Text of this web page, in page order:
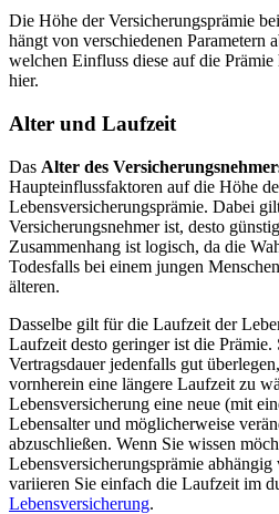
Die Höhe der Versicherungsprämie
hängt von verschiedenen Parametern
welchen Einfluss diese auf die
hier.
Alter und Laufzeit
Das Alter des
Haupteinflussfaktoren auf die Höhe
Lebensversicherungsprämie. Dabei
Versicherungsnehmer ist, desto
Zusammenhang ist logisch, da die
Todesfalls bei einem jungen
älteren.
Dasselbe gilt für die Laufzeit der
Laufzeit desto geringer ist die Prämie.
Vertragsdauer jedenfalls gut
vornherein eine längere Laufzeit zu
Lebensversicherung eine neue (mit
Lebensalter und möglicherweise
abzuschließen. Wenn Sie wissen
Lebensversicherungsprämie
variieren Sie einfach die Laufzeit im
Lebensversicherung.